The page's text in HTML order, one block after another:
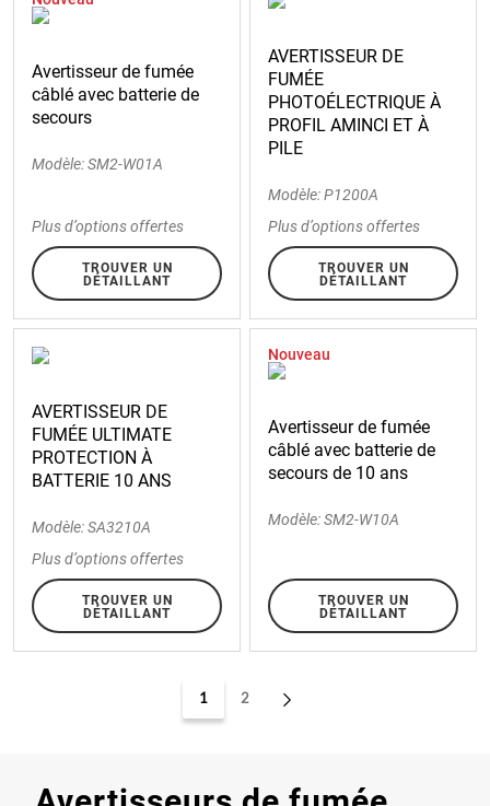
Avertisseur de fumée
câblé avec batterie de
secours
Modèle: SM2-W01A
Plus d’options offertes
TROUVER UN
DÉTAILLANT
AVERTISSEUR DE
FUMÉE
PHOTOÉLECTRIQUE À
PROFIL AMINCI ET À
PILE
Modèle: P1200A
Plus d’options offertes
TROUVER UN
DÉTAILLANT
AVERTISSEUR DE
FUMÉE ULTIMATE
PROTECTION À
BATTERIE 10 ANS
Modèle: SA3210A
Plus d’options offertes
TROUVER UN
DÉTAILLANT
Nouveau
Avertisseur de fumée
câblé avec batterie de
secours de 10 ans
Modèle: SM2-W10A
TROUVER UN
DÉTAILLANT
1 2